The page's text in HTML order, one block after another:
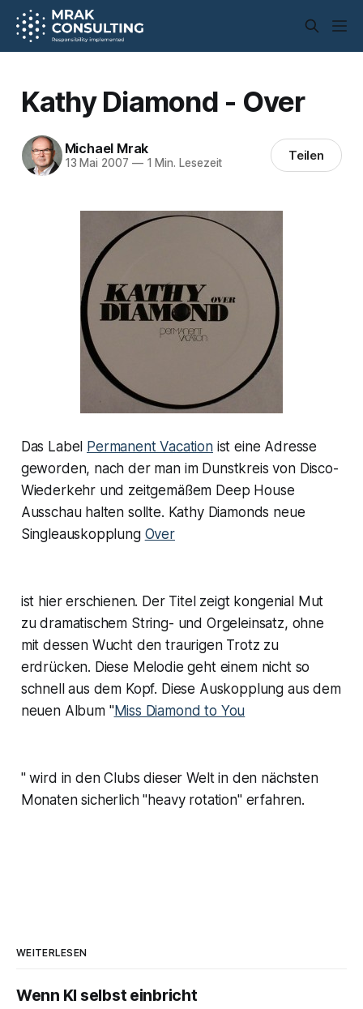
Kathy Diamond - Over
Michael Mrak
13 Mai 2007 —1 Min. Lesezeit Teilen
Das Label Permanent Vacationist eine Adresse
geworden, nach der man im Dunstkreis von Disco-
Wiederkehr und zeitgemäßem Deep House
Ausschau halten sollte. Kathy Diamonds neue
Singleauskopplung Over
ist hier erschienen. Der Titel zeigt kongenial Mut
zu dramatischem String- und Orgeleinsatz, ohne
mit dessen Wucht den traurigen Trotz zu
erdrücken. Diese Melodie geht einem nicht so
schnell aus dem Kopf. Diese Auskopplung aus dem
neuen Album "Miss Diamond to You
" wird in den Clubs dieser Welt in den nächsten
Monaten sicherlich "heavy rotation" erfahren.
WEITERLESEN
Wenn KI selbst einbricht